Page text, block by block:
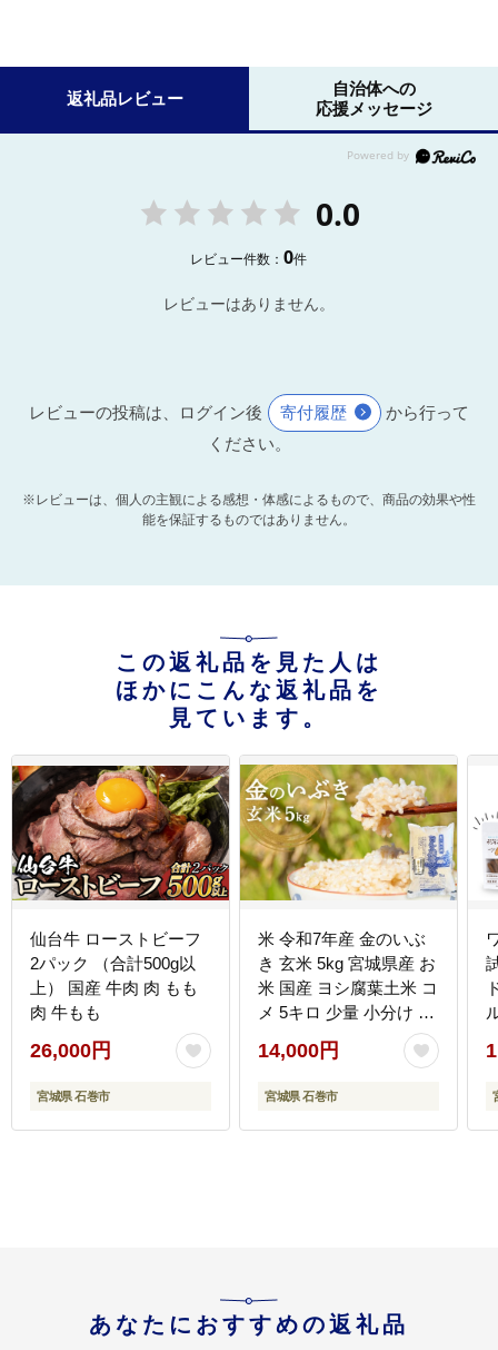
返礼品レビュー
自治体への
応援メッセージ
0.0
レビュー件数：0件
レビューはありません。
レビューの投稿は、ログイン後 寄付履歴
から行って
ください。
※レビューは、個人の主観による感想・体感によるもので、商品の効果や性
能を保証するものではありません。
この返礼品を見た人は
ほかにこんな返礼品を
見ています。
仙台牛 ローストビーフ
2パック （合計500g以
上） 国産 牛肉 肉 もも
肉 牛もも
26,000円
宮城県 石巻市
米 令和7年産 金のいぶ
き 玄米 5kg 宮城県産 お
米 国産 ヨシ腐葉土米 コ
メ 5キロ 少量 小分け 家
庭用 ご飯 げんまい ご当
地米 おにぎり ごはん 美
味しい 主食 栄養豊富 健
ン ヘルシー 送料無料 お
14,000円
宮城県 石巻市
あなたにおすすめの返礼品